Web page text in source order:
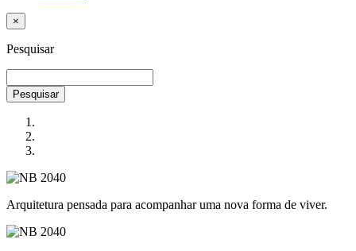
×
Pesquisar
Pesquisar
Arquitetura pensada para acompanhar uma nova forma de viver.